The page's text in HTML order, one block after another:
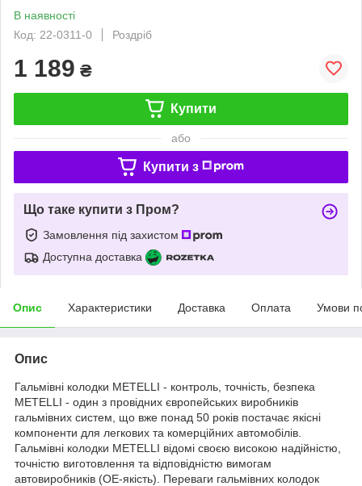
В наявності
Код: 22-0311-0
Роздріб
1 189 ₴
Купити
або
Купити з
Що таке купити з Пром?
Замовлення під захистом
Доступна доставка
Опис Характеристики Доставка Оплата Умови
Опис
Гальмівні колодки METELLI - контроль, точність, безпека
METELLI - один з провідних європейських виробників
гальмівних систем, що вже понад 50 років постачає якісні
компоненти для легкових та комерційних автомобілів.
Гальмівні колодки METELLI відомі своєю високою надійністю,
точністю виготовлення та відповідністю вимогам
автовиробників (OE-якість). Переваги гальмівних колодок